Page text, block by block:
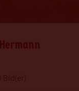
Bild(er)